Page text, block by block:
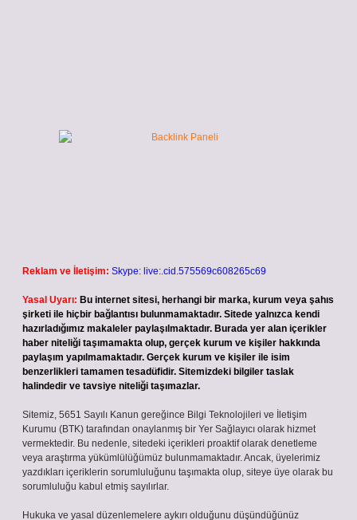
Reklam ve İletişim: Skype: live:.cid.575569c608265c69
Yasal Uyarı: Bu internet sitesi, herhangi bir marka, kurum veya şahıs
şirketi ile hiçbir bağlantısı bulunmamaktadır. Sitede yalnızca kendi
hazırladığımız makaleler paylaşılmaktadır. Burada yer alan içerikler
haber niteliği taşımamakta olup, gerçek kurum ve kişiler hakkında
paylaşım yapılmamaktadır. Gerçek kurum ve kişiler ile isim
benzerlikleri tamamen tesadüfidir. Sitemizdeki bilgiler taslak
halindedir ve tavsiye niteliği taşımazlar.
Sitemiz, 5651 Sayılı Kanun gereğince Bilgi Teknolojileri ve İletişim
Kurumu (BTK) tarafından onaylanmış bir Yer Sağlayıcı olarak hizmet
vermektedir. Bu nedenle, sitedeki içerikleri proaktif olarak denetleme
veya araştırma yükümlülüğümüz bulunmamaktadır. Ancak, üyelerimiz
yazdıkları içeriklerin sorumluluğunu taşımakta olup, siteye üye olarak bu
sorumluluğu kabul etmiş sayılırlar.
Hukuka ve yasal düzenlemelere aykırı olduğunu düşündüğünüz